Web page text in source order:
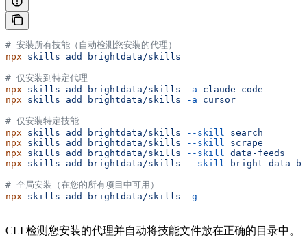
# 安装所有技能（自动检测您安装的代理）
npx skills add brightdata/skills
# 仅安装到特定代理
npx skills add brightdata/skills -a claude-code
npx skills add brightdata/skills -a cursor
# 仅安装特定技能
npx skills add brightdata/skills --skill
search
npx skills add brightdata/skills --skill
scrape
npx skills add brightdata/skills --skill
data-feeds
npx skills add brightdata/skills --skill bright-data-
# 全局安装（在您的所有项目中可用）
npx skills add brightdata/skills -g
CLI 检测您安装的代理并自动将技能文件放在正确的目录中。